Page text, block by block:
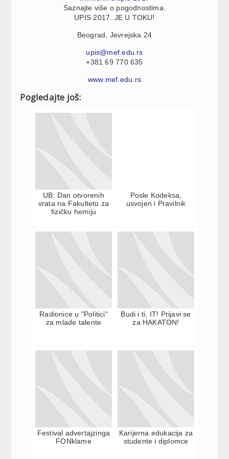
Saznajte više o pogodnostima.
UPIS 2017. JE U TOKU!
Beograd, Jevrejska 24
upis@mef.edu.rs
+381 69 770 635
www.mef.edu.rs
Pogledajte još:
UB: Dan otvorenih
vrata na Fakultetu za
fizičku hemiju
Posle Kodeksa,
usvojen i Pravilnik
Radionice u "Politici"
za mlade talente
Budi i ti, IT! Prijavi se
za HAKATON!
Festival advertajzinga
FONklame
Karijerna edukacija za
studente i diplomce